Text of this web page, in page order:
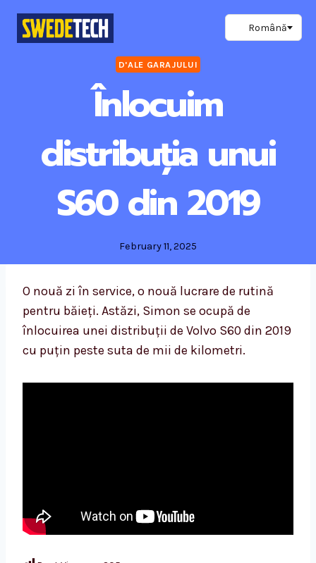
D'ALE GARAJULUI
Înlocuim
distribuția unui
S60 din 2019
February 11, 2025
O nouă zi în service, o nouă lucrare de rutină
pentru băieți. Astăzi, Simon se ocupă de
înlocuirea unei distribuții de Volvo S60 din 2019
cu puțin peste suta de mii de kilometri.